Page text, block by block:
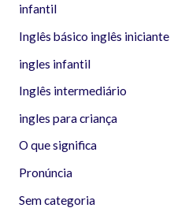
infantil
Inglês básico inglês iniciante
ingles infantil
Inglês intermediário
ingles para criança
O que significa
Pronúncia
Sem categoria